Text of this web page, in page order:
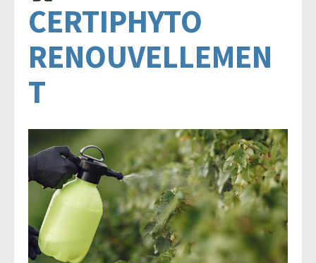
Trouver
sa
voie
CERTIPHYTO
RENOUVELLEMEN
T